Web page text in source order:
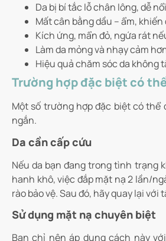
Da bị bí tắc lỗ chân lông, dễ
Mất cân bằng dầu – ẩm,
Kích ứng, mẩn đỏ, ngứa rát
Làm da mỏng và nhạy cảm
Hiệu quả chăm sóc da không
Trường hợp đặc biệt có
Một số trường hợp đặc biệt có
ngắn.
Da cần cấp cứu
Nếu da bạn đang trong tình trạng
hanh khô, việc đắp mặt nạ 2 lần/
rào bảo vệ. Sau đó, hãy quay lại
Sử dụng mặt nạ chuyên biệt
Bạn chỉ nên áp dụng cách này